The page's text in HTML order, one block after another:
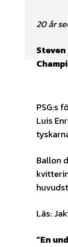
20 år
PSG:s
Luis
Ballon
Läs:
”En